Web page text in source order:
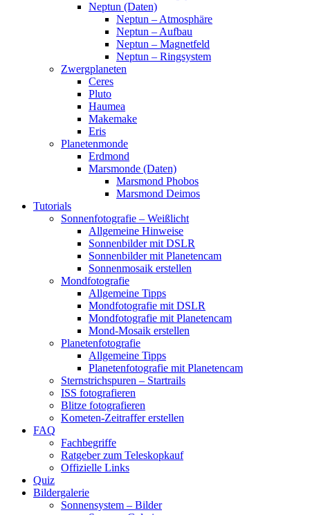
Neptun (Daten)
Neptun – Atmosphäre
Neptun – Aufbau
Neptun – Magnetfeld
Neptun – Ringsystem
Zwergplaneten
Ceres
Pluto
Haumea
Makemake
Eris
Planetenmonde
Erdmond
Marsmonde (Daten)
Marsmond Phobos
Marsmond Deimos
Tutorials
Sonnenfotografie – Weißlicht
Allgemeine Hinweise
Sonnenbilder mit DSLR
Sonnenbilder mit Planetencam
Sonnenmosaik erstellen
Mondfotografie
Allgemeine Tipps
Mondfotografie mit DSLR
Mondfotografie mit Planetencam
Mond-Mosaik erstellen
Planetenfotografie
Allgemeine Tipps
Planetenfotografie mit Planetencam
Sternstrichspuren – Startrails
ISS fotografieren
Blitze fotografieren
Kometen-Zeitraffer erstellen
FAQ
Fachbegriffe
Ratgeber zum Teleskopkauf
Offizielle Links
Quiz
Bildergalerie
Sonnensystem – Bilder